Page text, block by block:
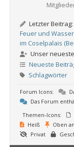
Letzter Beitrag:
Feuer und
im Coselpalais
Unser
Neueste
Schlagwörter
Forum Icons:
Das Forum
Themen-Icons:
Heiß
Oben
Privat